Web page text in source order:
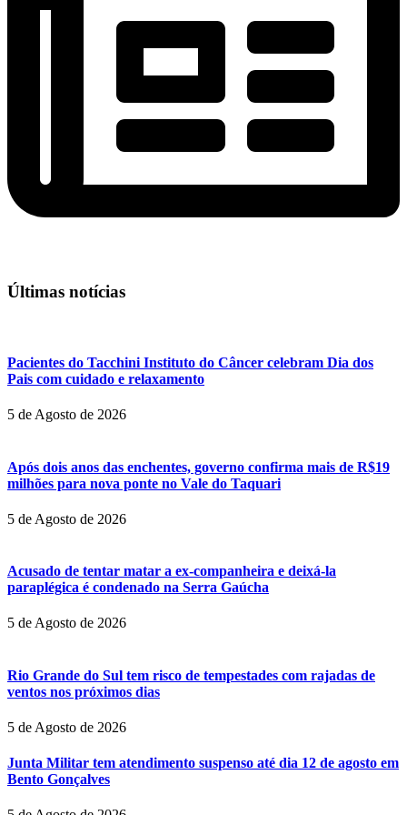
Últimas notícias
Pacientes do Tacchini Instituto do Câncer celebram Dia dos
Pais com cuidado e relaxamento
5 de Agosto de 2026
Após dois anos das enchentes, governo confirma mais de R$19
milhões para nova ponte no Vale do Taquari
5 de Agosto de 2026
Acusado de tentar matar a ex-companheira e deixá-la
paraplégica é condenado na Serra Gaúcha
5 de Agosto de 2026
Rio Grande do Sul tem risco de tempestades com rajadas de
ventos nos próximos dias
5 de Agosto de 2026
Junta Militar tem atendimento suspenso até dia 12 de agosto em
Bento Gonçalves